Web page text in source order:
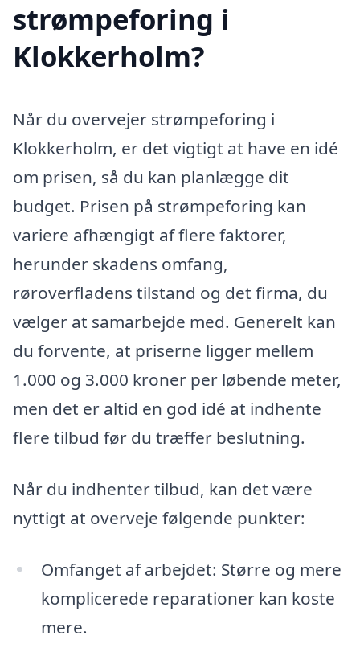
strømpeforing i
Klokkerholm?
Når du overvejer strømpeforing i
Klokkerholm, er det vigtigt at have en idé
om prisen, så du kan planlægge dit
budget. Prisen på strømpeforing kan
variere afhængigt af flere faktorer,
herunder skadens omfang,
røroverfladens tilstand og det firma, du
vælger at samarbejde med. Generelt kan
du forvente, at priserne ligger mellem
1.000 og 3.000 kroner per løbende meter,
men det er altid en god idé at indhente
flere tilbud før du træffer beslutning.
Når du indhenter tilbud, kan det være
nyttigt at overveje følgende punkter:
Omfanget af arbejdet: Større og mere
komplicerede reparationer kan koste
mere.